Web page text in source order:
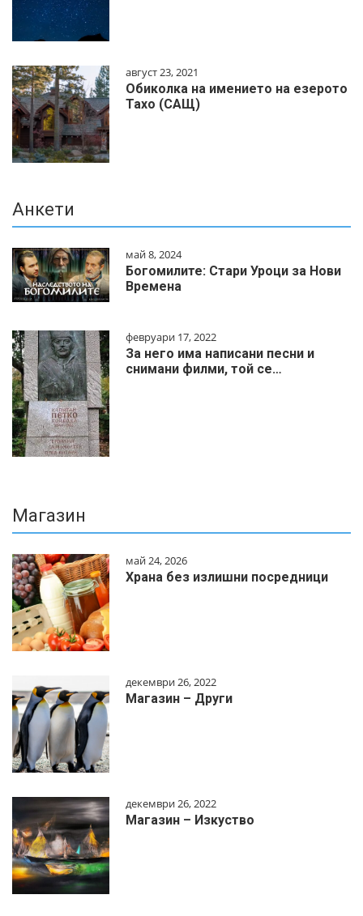
август 23, 2021
Обиколка на имението на езерото
Тахо (САЩ)
Анкети
май 8, 2024
Богомилите: Стари Уроци за Нови
Времена
февруари 17, 2022
За него има написани песни и
снимани филми, той се…
Магазин
май 24, 2026
Храна без излишни посредници
декември 26, 2022
Магазин – Други
декември 26, 2022
Магазин – Изкуство